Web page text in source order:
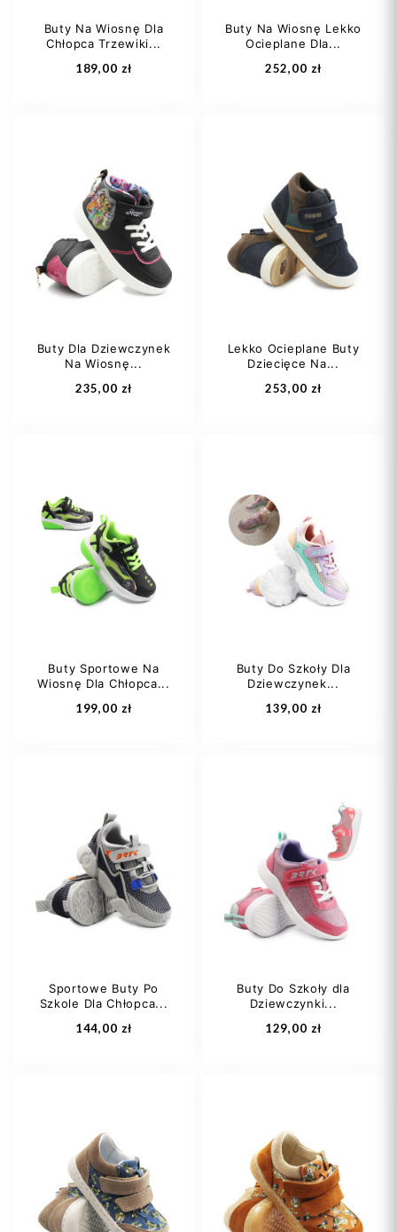
Dodaj do koszyka Dodaj do koszyka
Buty Na Wiosnę Dla
Chłopca Trzewiki...
189,00 zł
27 29
Dodaj do koszyka
Buty Na Wiosnę Lekko
Ocieplane Dla...
252,00 zł
23
25
26
Dodaj do koszyka
Buty Dla Dziewczynek
Na Wiosnę...
235,00 zł
29
33
Dodaj do koszyka
Lekko Ocieplane Buty
Dziecięce Na...
253,00 zł
21 22
24
25
Dodaj do koszyka
Buty Sportowe Na
Wiosnę Dla Chłopca...
199,00 zł
29
31
32
Dodaj do koszyka
Buty Do Szkoły Dla
Dziewczynek...
139,00 zł
31
Dodaj do koszyka
Sportowe Buty Po
Szkole Dla Chłopca...
144,00 zł
29 30
Buty Do Szkoły dla
Dziewczynki...
129,00 zł
32
34
36
37 +1